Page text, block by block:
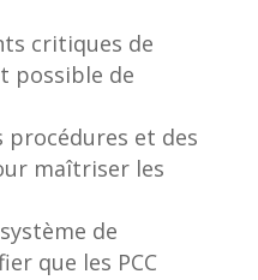
critiques de
possible de
procédures et des
maîtriser les
de
que les PCC